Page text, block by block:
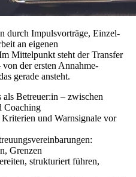
durch Impulsvorträge, Einzel-
an eigenen
Mittelpunkt steht der Transfer
der ersten Annahme-
gerade ansteht.
Betreuer:in – zwischen
Coaching
und Warnsignale vor
Grenzen
strukturiert führen,